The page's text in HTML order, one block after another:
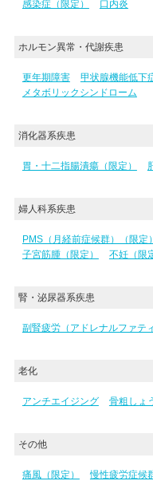
感染症（限定） 口内炎
ホルモン異常・代謝疾患
更年期障害 甲状腺機能低下
メタボリックシンドローム
消化器系疾患
胃・十二指腸潰瘍（限定）
婦人科系疾患
PMS（月経前症候群）（限定）
子宮筋腫（限定）
不妊（限
腎・泌尿器系疾患
副腎疲労（アドレナルファテ
老化
アンチエイジング 骨粗しょ
その他
痛風（限定） 慢性疲労症候